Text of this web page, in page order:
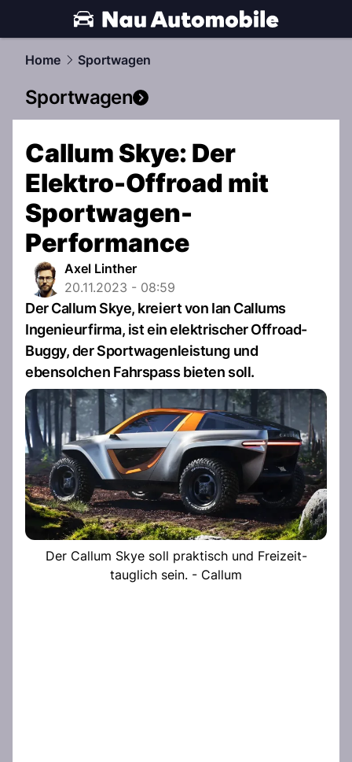
automobile.NAU.ch
Home Sportwagen
Sportwagen
Callum Skye: Der
Elektro-Offroad mit
Sportwagen-
Performance
Axel Linther
20.11.2023 - 08:59
Der Callum Skye, kreiert von Ian Callums
Ingenieurfirma, ist ein elektrischer Offroad-
Buggy, der Sportwagenleistung und
ebensolchen Fahrspass bieten soll.
Der Callum Skye soll praktisch und Freizeit-
tauglich sein. - Callum